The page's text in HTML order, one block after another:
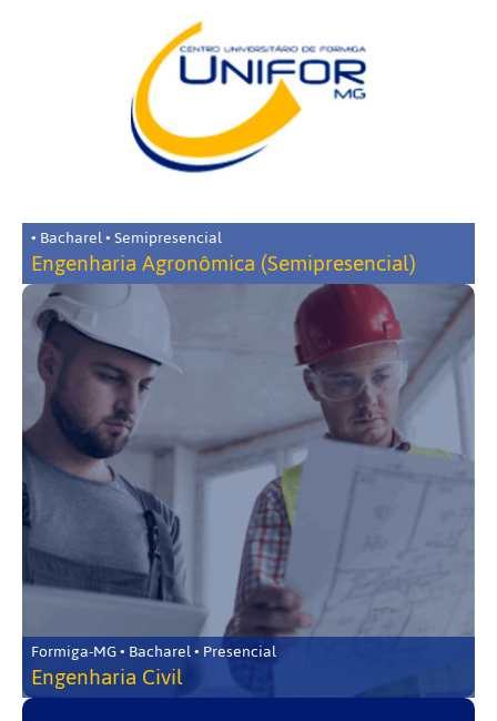
• Bacharel • Semipresencial
Engenharia Agronômica (Semipresencial)
Formiga-MG • Bacharel • Presencial
Engenharia Civil